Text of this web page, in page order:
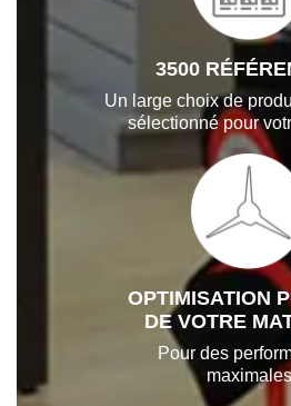
3500
Un large choix de
sélectionné pour
OPTIMISATION
DE VOTRE
Pour des
maximales